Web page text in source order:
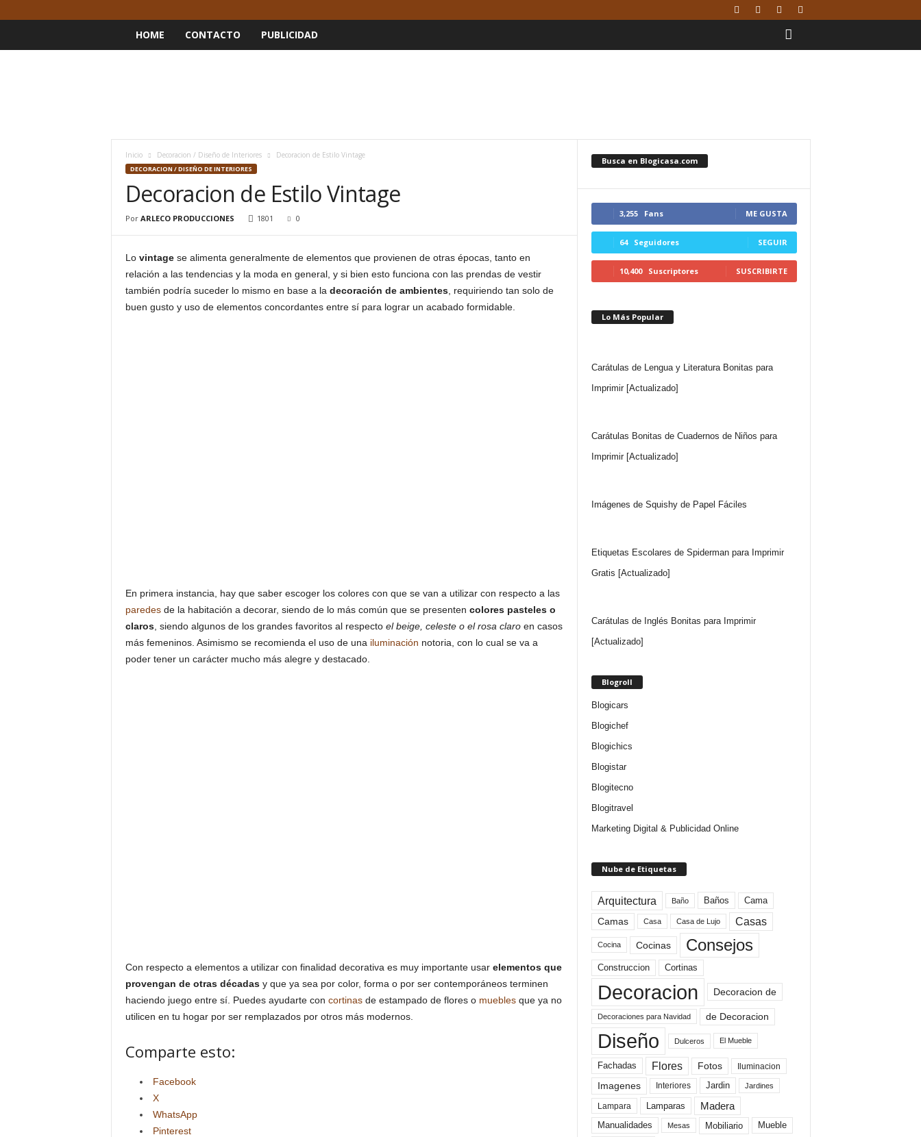
HOME CONTACTO PUBLICIDAD
Inicio Decoracion / Diseño de Interiores Decoracion de Estilo Vintage
DECORACION / DISEÑO DE INTERIORES
Decoracion de Estilo Vintage
Por ARLECO PRODUCCIONES 1801 0
Lo vintagese alimenta generalmente de elementos que provienen de otras épocas, tanto en
relación a las tendencias y la moda en general, y si bien esto funciona con las prendas de vestir
también podría suceder lo mismo en base a la decoración de ambientes, requiriendo tan solo de
buen gusto y uso de elementos concordantes entre sí para lograr un acabado formidable.
En primera instancia, hay que saber escoger los colores con que se van a utilizar con respecto a las
paredesde la habitación a decorar, siendo de lo más común que se presenten colores pasteles o
claros, siendo algunos de los grandes favoritos al respecto el beige, celeste o el rosa claroen casos
más femeninos. Asimismo se recomienda el uso de una iluminación notoria, con lo cual se va a
poder tener un carácter mucho más alegre y destacado.
Con respecto a elementos a utilizar con finalidad decorativa es muy importante usar elementos que
provengan de otras décadasy que ya sea por color, forma o por ser contemporáneos terminen
haciendo juego entre sí. Puedes ayudarte con cortinasde estampado de flores o mueblesque ya no
utilicen en tu hogar por ser remplazados por otros más modernos.
Comparte esto:
Facebook
X
WhatsApp
Pinterest
Busca en Blogicasa.com
3,255 Fans ME GUSTA
64 Seguidores SEGUIR
10,400 Suscriptores SUSCRIBIRTE
Lo Más Popular
Carátulas de Lengua y Literatura Bonitas para
Imprimir [Actualizado]
Carátulas Bonitas de Cuadernos de Niños para
Imprimir [Actualizado]
Imágenes de Squishy de Papel Fáciles
Etiquetas Escolares de Spiderman para Imprimir
Gratis [Actualizado]
Carátulas de Inglés Bonitas para Imprimir
[Actualizado]
Blogroll
Blogicars
Blogichef
Blogichics
Blogistar
Blogitecno
Blogitravel
Marketing Digital & Publicidad Online
Nube de Etiquetas
Arquitectura Baño Baños Cama
Camas Casa Casa de Lujo Casas
Cocina Cocinas Consejos
Construccion Cortinas
Decoracion Decoracion de
Decoraciones para Navidad de Decoracion
Diseño Dulceros El Mueble
Fachadas Flores Fotos Iluminacion
Imagenes Interiores Jardin Jardines
Lampara Lamparas Madera
Manualidades Mesas Mobiliario Mueble